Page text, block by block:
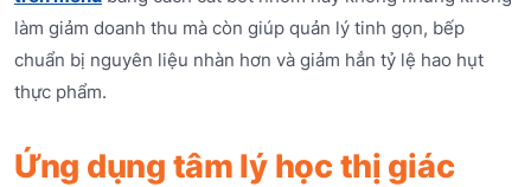
làm giảm doanh thu mà còn giúp quản lý tinh gọn, bếp
chuẩn bị nguyên liệu nhàn hơn và giảm hẳn tỷ lệ hao hụt
thực phẩm.
Ứng dụng tâm lý học thị giác